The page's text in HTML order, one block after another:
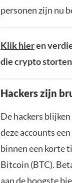
personen zijn nu
Klik hieren
die crypto
Hackers zijn
De hackers
deze accounts
binnen een korte
Bitcoin (BTC).
aan de hoogste